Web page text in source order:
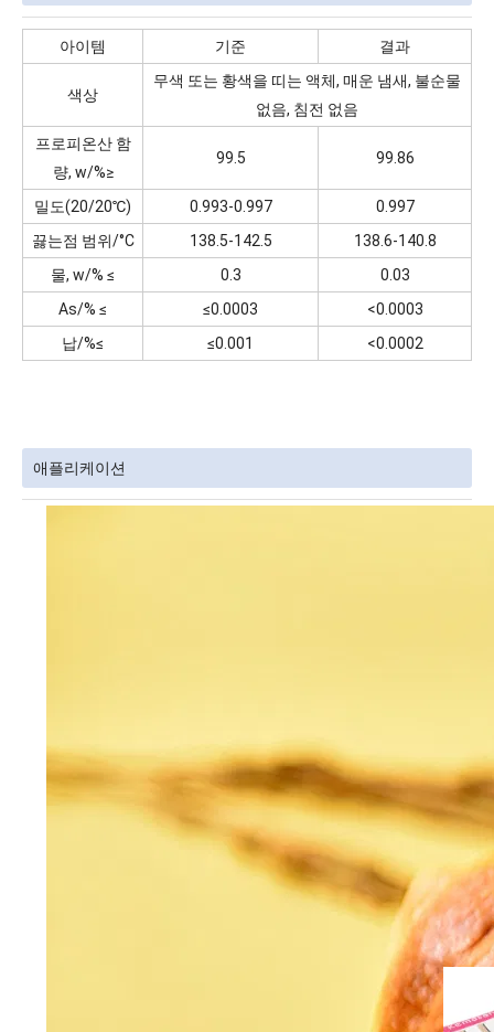
아이템 기준 결과
색상
무색 또는 황색을 띠는 액체, 매운 냄새, 불순물
없음, 침전 없음
프로피온산 함
량, w/%≥
99.5 99.86
밀도(20/20℃) 0.993-0.997
0.997
끓는점 범위/°C
138.5-142.5
138.6-140.8
물, w/% ≤
0.3
0.03
As/% ≤
≤0.0003
<0.0003
납/%≤
≤0.001 <0.0002
애플리케이션